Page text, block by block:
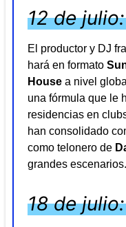
12 de
El productor y DJ
hará en formato
House a nivel
una fórmula que le
residencias en
han consolidado
como telonero de
grandes escenarios.
18 de